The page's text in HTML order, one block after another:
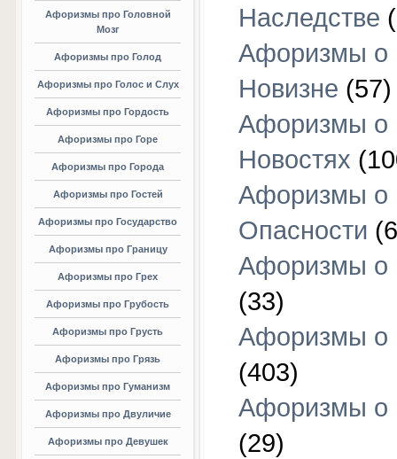
Афоризмы про Головной
Мозг
Афоризмы про Голод
Афоризмы про Голос и Слух
Афоризмы про Гордость
Афоризмы про Горе
Афоризмы про Города
Афоризмы про Гостей
Афоризмы про Государство
Афоризмы про Границу
Афоризмы про Грех
Афоризмы про Грубость
Афоризмы про Грусть
Афоризмы про Грязь
Афоризмы про Гуманизм
Афоризмы про Двуличие
Афоризмы про Девушек
Наследстве
Афоризмы о
Новизне (57)
Афоризмы о
Новостях
Афоризмы о
Опасности
Афоризмы о
(33)
Афоризмы
(403)
Афоризмы о
(29)